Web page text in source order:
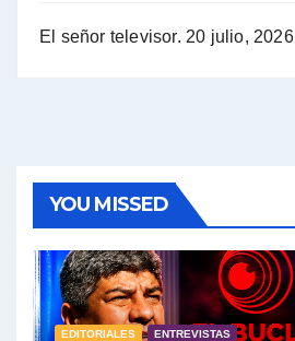
El señor televisor. 20 julio, 2026
YOU MISSED
EDITORIALES ENTREVISTAS